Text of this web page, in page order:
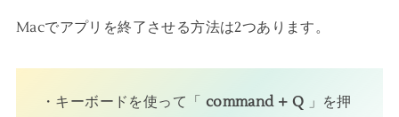
Macでアプリを終了させる方法は2つあります。
・キーボードを使って「 command + Q 」を押